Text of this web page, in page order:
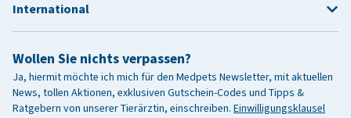
Wollen Sie nichts verpassen?
Ja, hiermit möchte ich mich für den Medpets Newsletter, mit aktuellen
News, tollen Aktionen, exklusiven Gutschein-Codes und Tipps &
Ratgebern von unserer Tierärztin, einschreiben. Einwilligungsklausel
International